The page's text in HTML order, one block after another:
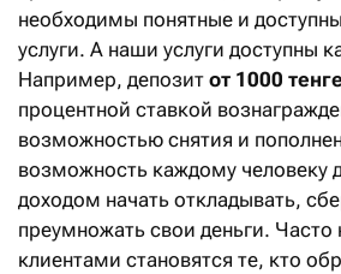
необходимы понятные и
услуги. А наши услуги доступны
Например, депозит от 1000 тенге
процентной ставкой
возможностью снятия и
возможность каждому человеку
доходом начать откладывать,
преумножать свои деньги.
клиентами становятся те, кто